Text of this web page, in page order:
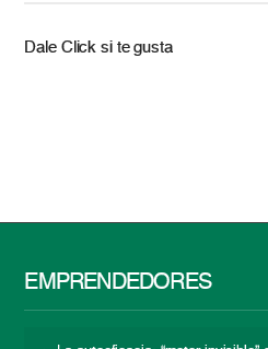
Dale Click si te gusta
EMPRENDEDORES